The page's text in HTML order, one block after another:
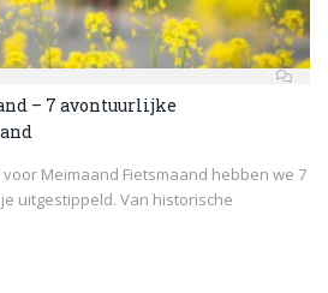
– 7 avontuurlijke
Meimaand Fietsmaand hebben we 7
uitgestippeld. Van historische